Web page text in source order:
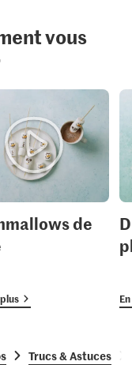
vous
de
Trucs & Astuces